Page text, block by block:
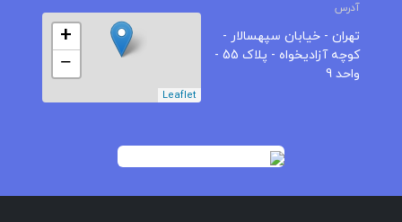
آدرس
تهران - خیابان سپهسالار -
کوچه آزادیخواه - پلاک 55 -
واحد 9
+
−
Leaflet